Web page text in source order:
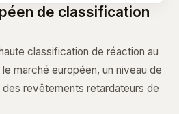
de classification
classification de réaction au
marché européen, un niveau de
revêtements retardateurs de